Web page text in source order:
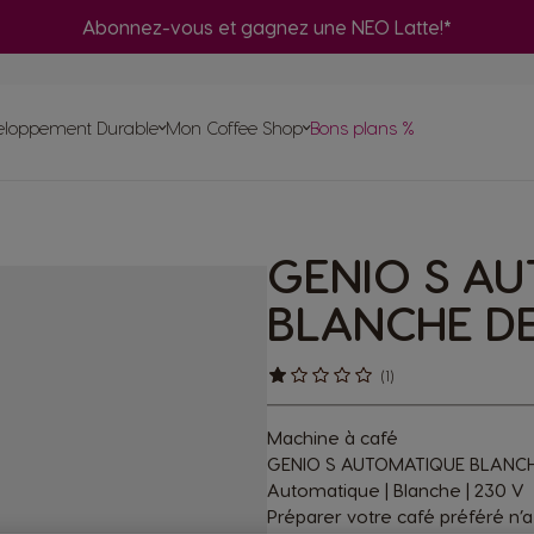
Abonnez-vous et gagnez une NEO Latte!*
correspond
Préparez une sélection de cafés noirs NEO
avec votre machine ORIGINAL
Durable Mon Coffee Shop Bons plans %
GENIO S
BLANCHE
(1)
Machine à café
GENIO S AUTOMATIQUE
Automatique | Blanche | 230 V
Préparer votre café préféré